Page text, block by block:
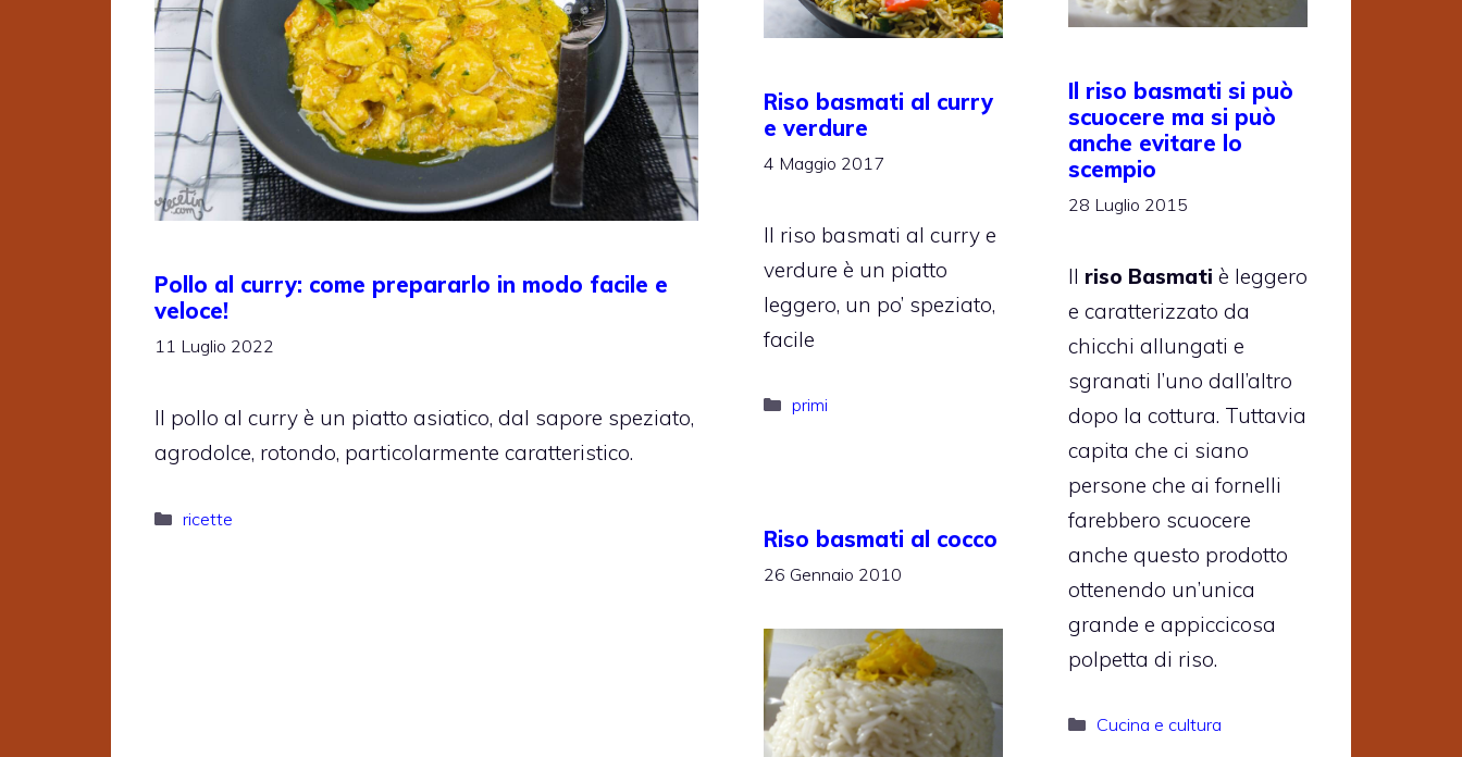
Pollo al curry: come prepararlo in modo facile e
veloce!
11 Luglio 2022
Il pollo al curry è un piatto asiatico, dal sapore speziato,
agrodolce, rotondo, particolarmente caratteristico.
Categorie
ricette
Riso basmati al curry
e verdure
4 Maggio 2017
Il riso basmati al curry e
verdure è un piatto
leggero, un po’ speziato,
facile
Categorie
primi
Il riso basmati si può
scuocere ma si può
anche evitare lo
scempio
28 Luglio 2015
Il riso Basmati è leggero
e caratterizzato da
chicchi allungati e
sgranati l’uno dall’altro
dopo la cottura. Tuttavia
capita che ci siano
persone che ai fornelli
farebbero scuocere
anche questo prodotto
ottenendo un’unica
grande e appiccicosa
polpetta di riso.
Categorie
Cucina e cultura
Riso basmati al cocco
26 Gennaio 2010